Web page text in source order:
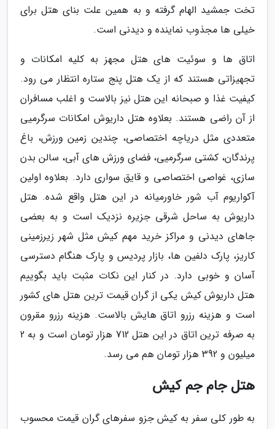
تخت جمشید الهام گرفته و به همین علت بنای هتل برای
خیلی ها مجذوب نماینده و دیدنی است.
اتاق ها و سوئیت های هتل مجهز به کلیه امکانات و
تجهیزاتی هستند که از یک هتل پنج ستاره انتظار می رود.
کیفیت غذا و صبحانه این هتل نیز بالاست و اغلب مسافران
از آن راضی هستند. بعلاوه هتل داریوش امکانات سرگرمیی
متعددی مثل دریاچه اختصاصی، چندین زمین ورزش، باغ
پرندگان، کشتی سرگرمیی، فضای ورزش های آبی، سالن بدن
سازی، غواصی اختصاصی و قایق سواری دارد. بعلاوه اولین
آکواریوم آب شور خاورمیانه در این هتل واقع شده. هتل
داریوش به ساحل شرقی جزیره نزدیک است و به بعضی
جاهای دیدنی و مراکز خرید مهم کیش مثل شهر زیرزمینی
کاریز، پارک دلفین ها، بازار پردیس و پارک هنگام دسترسی
آسان و خوبی دارد. در کنار این نکات مثبت باید بگوییم
هتل داریوش کیش یکی از گران قیمت ترین هتل های کشور
است و هزینه رزرو اتاق هایش بالاست. هزینه رزرو مقرون
به صرفه ترین اتاق در این هتل 712 هزار تومان است و به 2
میلیون و 392 هزار تومان هم می رسد.
هتل جام جم کیش
به طور کلی سفر به کیش جزو سفرهای گران قیمت محسوب